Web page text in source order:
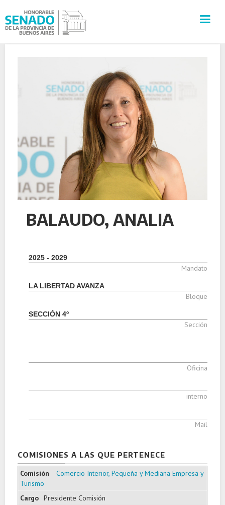
SECRETARÍAS
PRENSA
CULTURA
VISITAS GUIADAS
BALAUDO, ANALIA
2025 - 2029
Mandato
LA LIBERTAD AVANZA
Bloque
SECCIÓN 4º
Sección
Oficina
interno
Mail
COMISIONES A LAS QUE PERTENECE
Comercio Interior, Pequeña y Mediana Empresa y
Turismo
Presidente Comisión